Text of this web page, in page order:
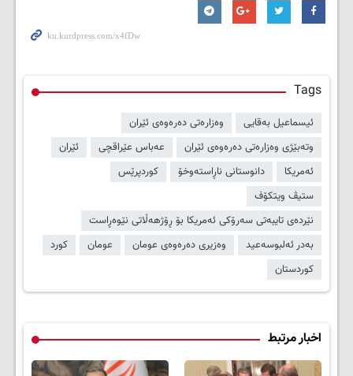
Tags
ئیسماعیل بەقایی
وەزارەتی دەرەوەی ئێران
وتەبێژی وەزارەتی دەرەوەی ئێران
عەباس عێراقچی
ئێران
ئەمریکا
دانوستانی ناڕاستەوخۆ
کوردپرێس
ستیڤ ویتکۆف
نێردەی تایبەتی سەرۆکی ئەمریکا بۆ ڕۆژهەڵاتی نێوەڕاست
بەدر ئەلبوسەعید
وەزیری دەرەوەی عومان عومان
کورد
کوردستان
اخبار مرتبط